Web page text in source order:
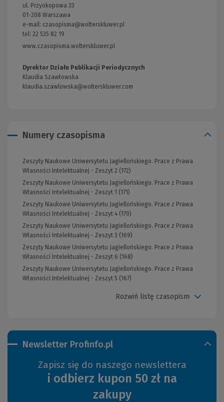
Newsletter Profinfo.pl
Zapisz się do naszego newslettera
i odbierz kupon 50 zł na
zakupy
ul. Przyokopowa 33
01-208 Warszawa
e-mail: czasopisma@wolterskluwer.pl
tel: 22 535 82 19
www.czasopisma.wolterskluwer.pl
innej
Dyrektor Działu Publikacji Periodycznych
Klaudia Szawłowska
klaudia.szawlowska@wolterskluwer.com
Numery czasopisma
Zeszyty Naukowe Uniwersytetu Jagiellońskiego. Prace z Prawa
Własności Intelektualnej - Zeszyt 2 (172)
Zeszyty Naukowe Uniwersytetu Jagiellońskiego. Prace z Prawa
Własności Intelektualnej - Zeszyt 1 (171)
Zeszyty Naukowe Uniwersytetu Jagiellońskiego. Prace z Prawa
Własności Intelektualnej - Zeszyt 4 (170)
Zeszyty Naukowe Uniwersytetu Jagiellońskiego. Prace z Prawa
Własności Intelektualnej - Zeszyt 3 (169)
Zeszyty Naukowe Uniwersytetu Jagiellońskiego. Prace z Prawa
Własności Intelektualnej - Zeszyt 6 (168)
Zeszyty Naukowe Uniwersytetu Jagiellońskiego. Prace z Prawa
Własności Intelektualnej - Zeszyt 5 (167)
Rozwiń listę czasopism